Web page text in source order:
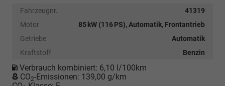
Fahrzeugnr.
41319
Motor
85 kW (116 PS), Automatik, Frontantrieb
Getriebe
Automatik
Kraftstoff
Benzin
Verbrauch kombiniert: 6,10 l/100km
CO2-Emissionen: 139,00 g/km